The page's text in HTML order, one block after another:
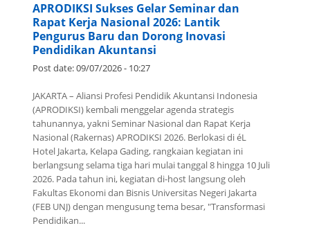
APRODIKSI Sukses Gelar Seminar dan
Rapat Kerja Nasional 2026: Lantik
Pengurus Baru dan Dorong Inovasi
Pendidikan Akuntansi
Post date:09/07/2026 - 10:27
JAKARTA – Aliansi Profesi Pendidik Akuntansi Indonesia
(APRODIKSI) kembali menggelar agenda strategis
tahunannya, yakni Seminar Nasional dan Rapat Kerja
Nasional (Rakernas) APRODIKSI 2026. Berlokasi di éL
Hotel Jakarta, Kelapa Gading, rangkaian kegiatan ini
berlangsung selama tiga hari mulai tanggal 8 hingga 10 Juli
2026. Pada tahun ini, kegiatan di-host langsung oleh
Fakultas Ekonomi dan Bisnis Universitas Negeri Jakarta
(FEB UNJ) dengan mengusung tema besar, "Transformasi
Pendidikan...